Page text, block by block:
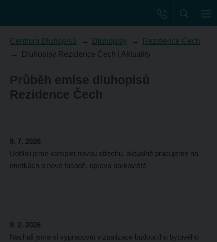
Centrum Dluhopisů Dluhopisy
Rezidence Čech
Dluhopisy Rezidence Čech | Aktuality
Průběh emise dluhopisů
Rezidence Čech
9. 7. 2026
Udělali jsme komplet novou střechu, aktuálně pracujeme na
omítkách a nové fasádě, úprava parkoviště
9. 2. 2026
Nechali jsme si vypracovat vizualizace budoucího bytového